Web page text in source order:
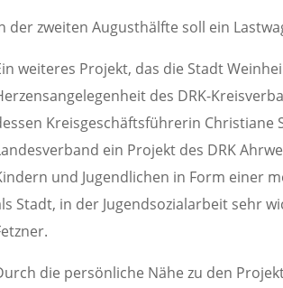
der zweiten Augusthälfte soll ein
weiteres Projekt, das die Stadt
des DRK-
Kreisgeschäftsführerin
ein Projekt des DRK
und Jugendlichen in Form einer
Stadt, in der Jugendsozialarbeit sehr
die persönliche Nähe zu den